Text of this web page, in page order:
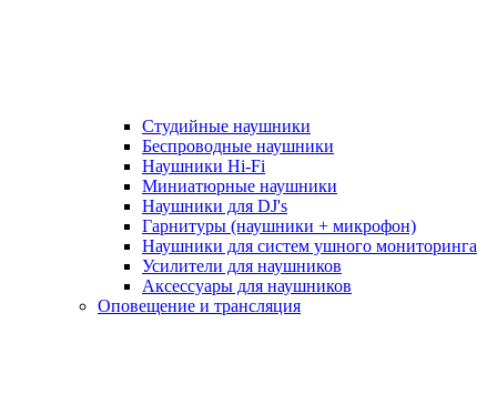
Студийные наушники
Беспроводные наушники
Наушники Hi-Fi
Миниатюрные наушники
Наушники для DJ's
Гарнитуры (наушники + микрофон)
Наушники для систем ушного мониторинга
Усилители для наушников
Аксессуары для наушников
Оповещение и трансляция